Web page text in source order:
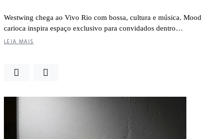
Westwing chega ao Vivo Rio com bossa, cultura e música. Mood
carioca inspira espaço exclusivo para convidados dentro…
LEIA MAIS